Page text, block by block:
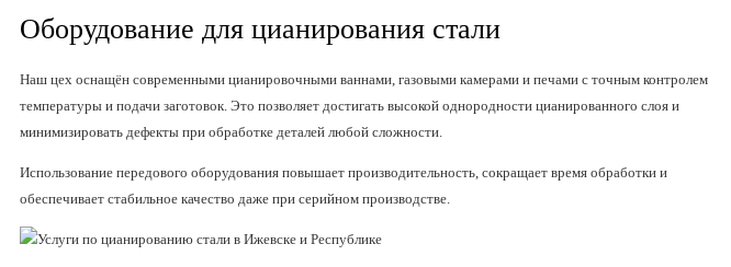
Оборудование для цианирования стали
Наш цех оснащён современными цианировочными ваннами, газовыми камерами и печами с точным контролем
температуры и подачи заготовок. Это позволяет достигать высокой однородности цианированного слоя и
минимизировать дефекты при обработке деталей любой сложности.
Использование передового оборудования повышает производительность, сокращает время обработки и
обеспечивает стабильное качество даже при серийном производстве.